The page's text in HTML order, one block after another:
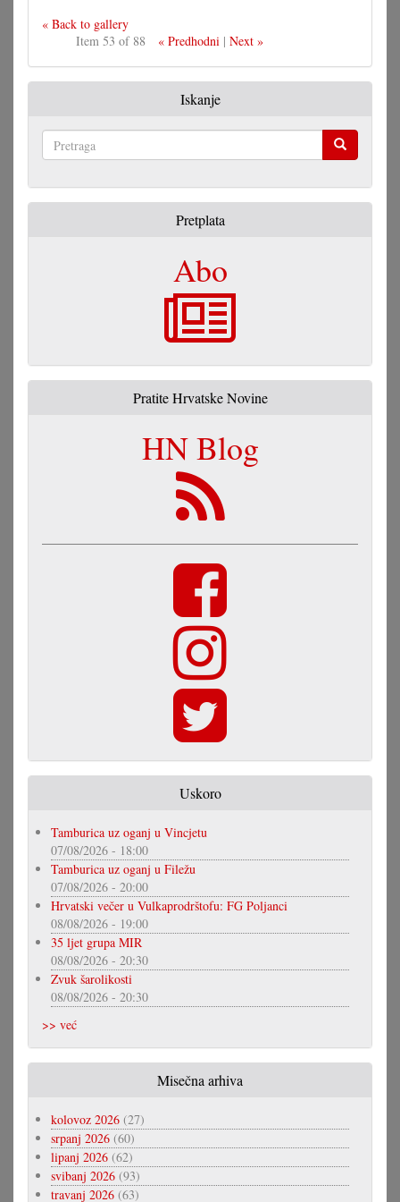
« Back to gallery
Item 53 of 88
« Predhodni| Next »
Iskanje
Pretplata
Abo
Pratite Hrvatske Novine
HN Blog
Uskoro
Tamburica uz oganj u Vincjetu
07/08/2026 - 18:00
Tamburica uz oganj u Filežu
07/08/2026 - 20:00
Hrvatski večer u Vulkaprodrštofu: FG Poljanci
08/08/2026 - 19:00
35 ljet grupa MIR
08/08/2026 - 20:30
Zvuk šarolikosti
08/08/2026 - 20:30
>> već
Misečna arhiva
kolovoz 2026 (27)
srpanj 2026 (60)
lipanj 2026 (62)
svibanj 2026 (93)
travanj 2026 (63)